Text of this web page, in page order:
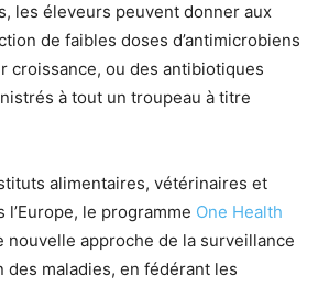
les éleveurs peuvent donner aux
de faibles doses d’antimicrobiens
croissance, ou des antibiotiques
à tout un troupeau à titre
alimentaires, vétérinaires et
l’Europe, le programme One Health
nouvelle approche de la surveillance
des maladies, en fédérant les